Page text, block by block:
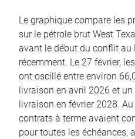
Le graphique compare les
sur le pétrole brut West
avant le début du conflit au
récemment. Le 27 février,
ont oscillé entre environ
livraison en avril 2026 et
livraison en février 2028.
contrats à terme avaient
pour toutes les échéances,